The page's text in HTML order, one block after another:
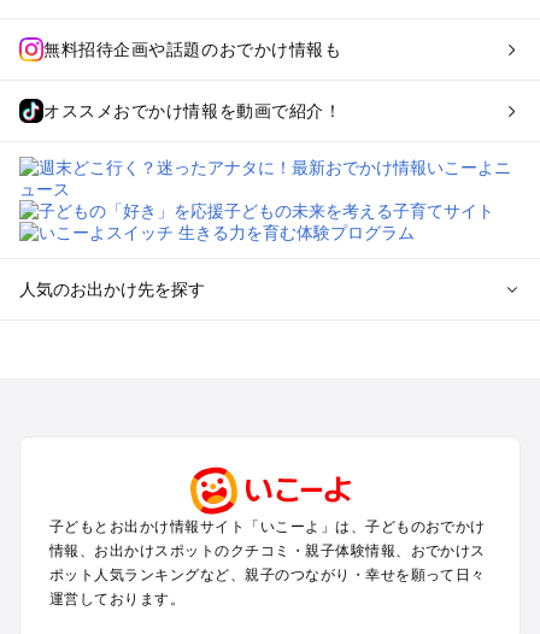
無料招待企画や話題のおでかけ情報も
オススメおでかけ情報を動画で紹介！
人気のお出かけ先を探す
関西のプールおでかけ
中国･四国のプールおでかけ
九州･沖縄のプールおでかけ
定番お出かけスポット
子どもとお出かけ情報サイト「いこーよ」は、子どものおでかけ
情報、お出かけスポットのクチコミ・親子体験情報、おでかけス
ポット人気ランキングなど、親子のつながり・幸せを願って日々
運営しております。